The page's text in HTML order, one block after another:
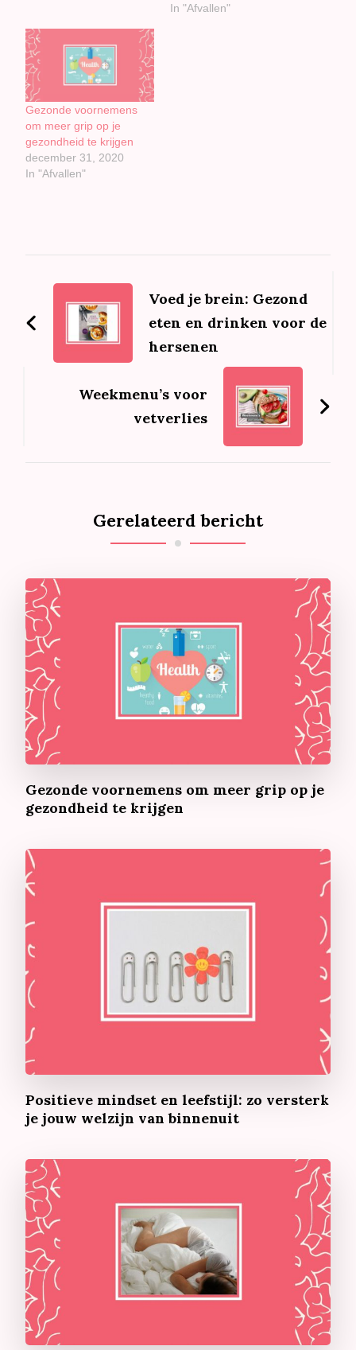
In "Afvallen"
Gezonde voornemens
om meer grip op je
gezondheid te krijgen
december 31, 2020
In "Afvallen"
navigatie
Voed je brein: Gezond
eten en drinken voor de
hersenen
Weekmenu’s voor
vetverlies
Gerelateerd bericht
Gezonde voornemens om meer grip op je
gezondheid te krijgen
Positieve mindset en leefstijl: zo versterk
je jouw welzijn van binnenuit